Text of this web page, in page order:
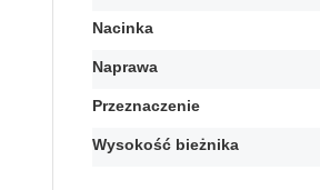
Nacinka
Naprawa
Przeznaczenie
Wysokość bieżnika